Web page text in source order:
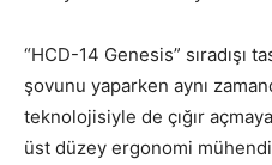
“HCD-14 Genesis” sıradışı
şovunu yaparken aynı
teknolojisiyle de çığır
üst düzey ergonomi